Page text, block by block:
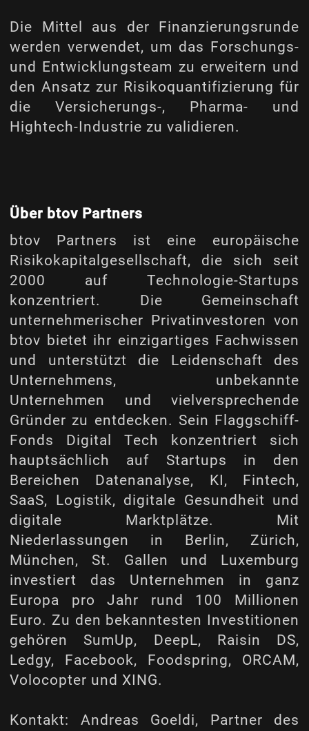
Die Mittel aus der Finanzierungsrunde
werden verwendet, um das Forschungs-
und Entwicklungsteam zu erweitern und
den Ansatz zur Risikoquantifizierung für
die Versicherungs-, Pharma- und
Hightech-Industrie zu validieren.
Über btov Partners
btov Partners ist eine europäische
Risikokapitalgesellschaft, die sich seit
2000 auf Technologie-Startups
konzentriert. Die Gemeinschaft
unternehmerischer Privatinvestoren von
btov bietet ihr einzigartiges Fachwissen
und unterstützt die Leidenschaft des
Unternehmens, unbekannte
Unternehmen und vielversprechende
Gründer zu entdecken. Sein Flaggschiff-
Fonds Digital Tech konzentriert sich
hauptsächlich auf Startups in den
Bereichen Datenanalyse, KI, Fintech,
SaaS, Logistik, digitale Gesundheit und
digitale Marktplätze. Mit
Niederlassungen in Berlin, Zürich,
München, St. Gallen und Luxemburg
investiert das Unternehmen in ganz
Europa pro Jahr rund 100 Millionen
Euro. Zu den bekanntesten Investitionen
gehören SumUp, DeepL, Raisin DS,
Ledgy, Facebook, Foodspring, ORCAM,
Volocopter und XING.
Kontakt: Andreas Goeldi, Partner des